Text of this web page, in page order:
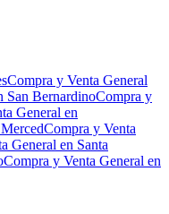
Compra y Venta General
San BernardinoCompra y
General en
Compra y Venta
General en Santa
Compra y Venta General en